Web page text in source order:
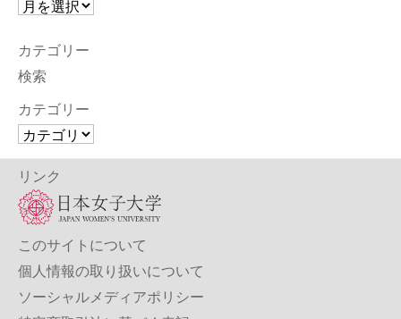
カテゴリー
検索
カテゴリー
リンク
このサイトについて
個人情報の取り扱いについて
ソーシャルメディアポリシー